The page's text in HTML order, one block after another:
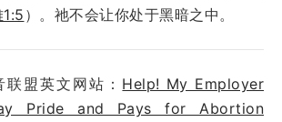
1:5）。祂不会让你处于黑暗之中。
盟英文网站： Help! My Employer
Pride and Pays for Abortion